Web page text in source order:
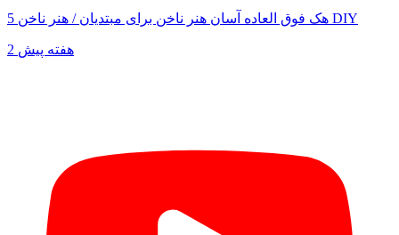
5 هک فوق العاده آسان هنر ناخن برای مبتدیان / هنر ناخن DIY
2 هفته پیش